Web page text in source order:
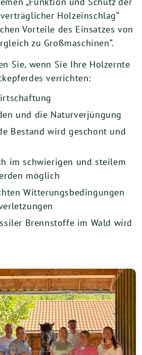
Holzeinschlag“
Vorteile des Einsatzes von
zu Großmaschinen“.
Sie, wenn Sie Ihre Holzernte
verrichten:
und die Naturverjüngung
Bestand wird geschont und
im schwierigen und steilem
möglich
Witterungsbedingungen
Brennstoffe im Wald wird